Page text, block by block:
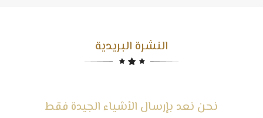
النشرة البريدية
نحن نعد بإرسال الأشياء الجيدة فقط